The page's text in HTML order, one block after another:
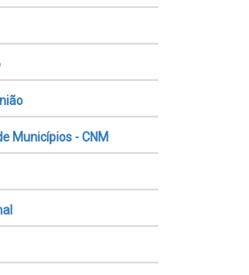
Municípios - CNM